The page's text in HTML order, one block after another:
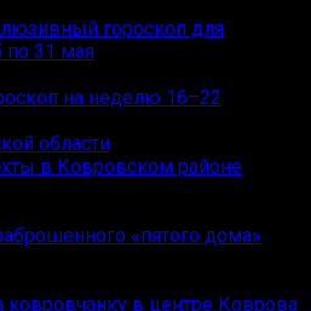
гороскоп для
по 31 мая
на неделю 16–22
в Ковровском районе
«пятого дома»
ковровчанку в центре Коврова